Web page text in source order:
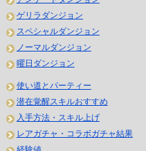
ゲリラダンジョン
スペシャルダンジョン
ノーマルダンジョン
曜日ダンジョン
使い道とパーティー
潜在覚醒スキルおすすめ
入手方法・スキル上げ
レアガチャ・コラボガチャ結果